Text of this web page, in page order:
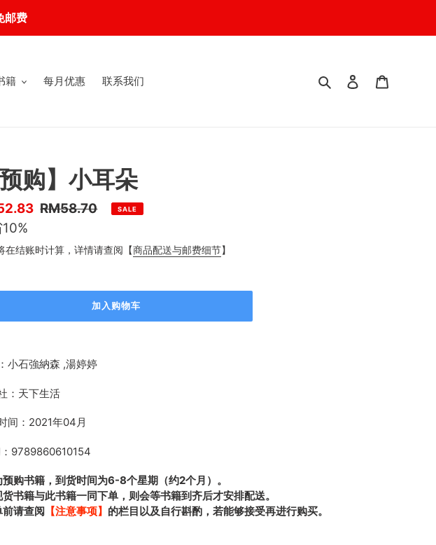
邮费
籍 每月优惠 联系我们 搜索 登入
预购】小耳朵
售
RM58.70 SALE
在结账时计算，详情请查阅【商品配送与邮费细节】
加入购物车
小石強納森 ,湯婷婷
：天下生活
间：2021年04月
9789860610154
购书籍，到货时间为6-8个星期（约2个月）。
书籍与此书籍一同下单，则会等书籍到齐后才安排配送。
请查阅 【注意事项】 的栏目以及自行斟酌，若能够接受再进行购买。